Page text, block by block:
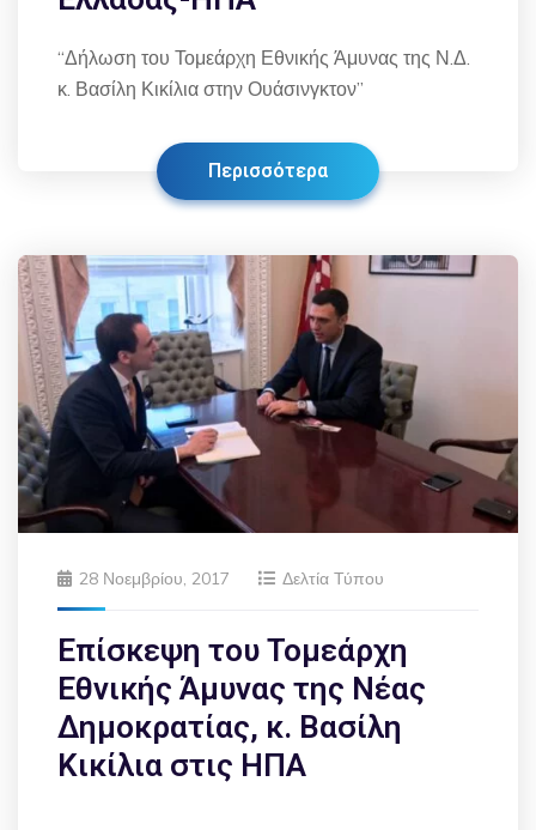
“Δήλωση του Τομεάρχη Εθνικής Άμυνας της Ν.Δ.
κ. Βασίλη Κικίλια στην Ουάσινγκτον”
Περισσότερα
28 Νοεμβρίου, 2017 Δελτία Τύπου
Επίσκεψη του Τομεάρχη
Εθνικής Άμυνας της Νέας
Δημοκρατίας, κ. Βασίλη
Κικίλια στις ΗΠΑ